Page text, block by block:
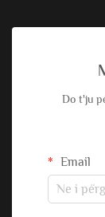
Do t'ju
Email